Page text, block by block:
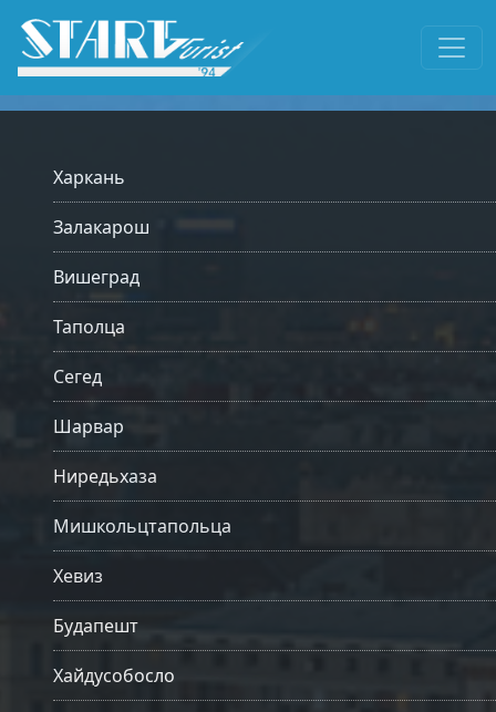
Харкань
Залакарош
Вишеград
Таполца
Сегед
Шарвар
Ниредьхаза
Мишкольцтапольца
Хевиз
Будапешт
Хайдусобосло